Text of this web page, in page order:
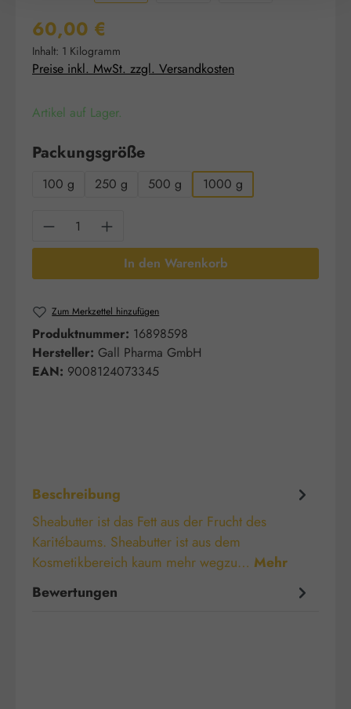
Regulärer Preis:
60,00 €
Inhalt: 1 Kilogramm
Preise inkl. MwSt. zzgl. Versandkosten
Artikel auf Lager.
Packungsgrößeauswählen
100 g 250 g 500 g 1000 g
Produkt Anzahl: Gib den gewünschten
In den Warenkorb
Zum Merkzettel hinzufügen
Produktnummer: 16898598
Hersteller: Gall Pharma GmbH
EAN: 9008124073345
Beschreibung
Sheabutter ist das Fett aus der Frucht des
Karitébaums. Sheabutter ist aus dem
Kosmetikbereich kaum mehr wegzu… Mehr
Bewertungen